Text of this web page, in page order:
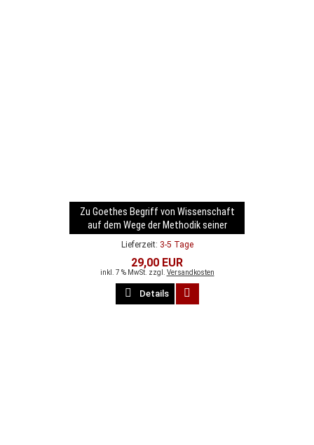
Zu Goethes Begriff von Wissenschaft
auf dem Wege der Methodik seiner
Farbstudien
Lieferzeit: 3-5 Tage
29,00 EUR
inkl. 7 % MwSt. zzgl. Versandkosten
Details